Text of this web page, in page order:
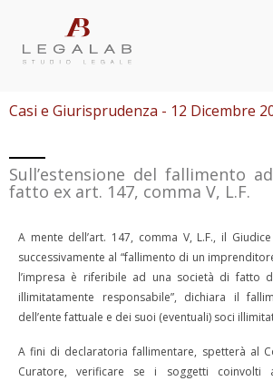
Casi e Giurisprudenza - 12 Dicembre
Sull’estensione del fallimento
fatto ex art. 147, comma V, L.F.
A mente dell’art. 147, comma V, L.F., il
successivamente al “fallimento di un
l’impresa è riferibile ad una società di fatto
illimitatamente responsabile”, dichiara il
dell’ente fattuale e dei suoi (eventuali) soci
A fini di declaratoria fallimentare, spetterà al
Curatore, verificare se i soggetti coinvolti